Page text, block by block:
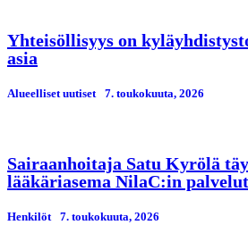
Yhteisöllisyys on
asia
Alueelliset uutiset 7. toukokuuta, 2026
Sairaanhoitaja Satu Kyrölä
lääkäriasema NilaC:in
Henkilöt 7. toukokuuta, 2026